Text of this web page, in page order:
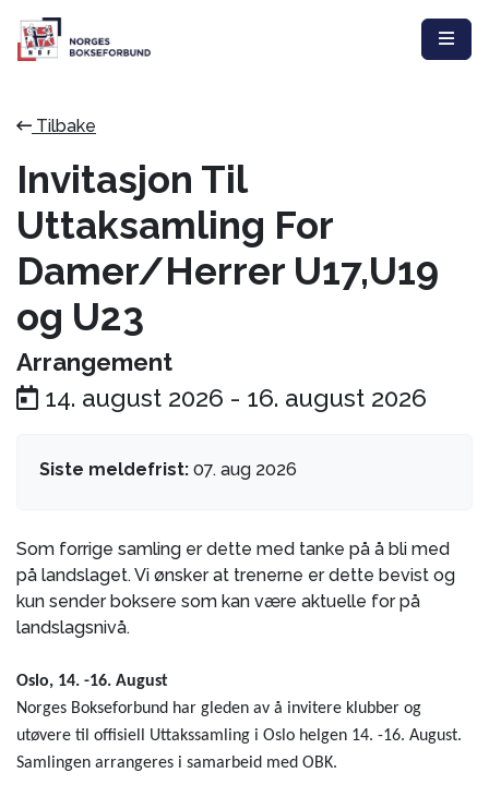
Tilbake
Invitasjon Til
Uttaksamling For
Damer/Herrer U17,U19
og U23
Arrangement
14. august 2026 - 16. august 2026
Siste meldefrist: 07. aug 2026
Som forrige samling er dette med tanke på å bli med
på landslaget. Vi ønsker at trenerne er dette bevist og
kun sender boksere som kan være aktuelle for på
landslagsnivå.
Oslo, 14. -16. August
Norges Bokseforbund har gleden av å invitere klubber og
utøvere til offisiell Uttakssamling i Oslo helgen 14. -16. August.
Samlingen arrangeres i samarbeid med OBK.